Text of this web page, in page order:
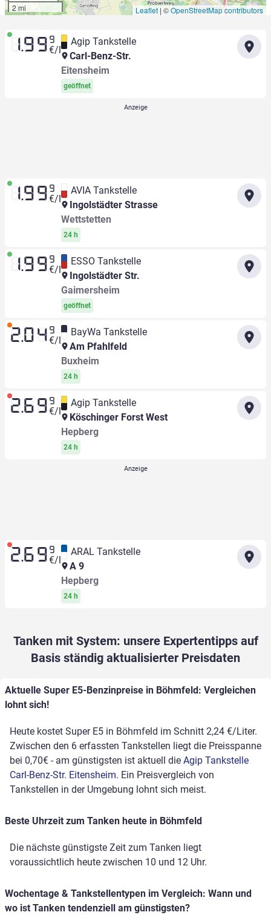
2 mi
Leaflet | ©OpenStreetMap contributors
1.99 9
€/l
Agip Tankstelle
Carl-Benz-Str.
Eitensheim
geöffnet
1.99 9
€/l
AVIA Tankstelle
Ingolstädter Strasse
Wettstetten
24 h
1.99 9
€/l
ESSO Tankstelle
Ingolstädter Str.
Gaimersheim
geöffnet
2.04 9
€/l
BayWa Tankstelle
Am Pfahlfeld
Buxheim
24 h
2.69 9
€/l
Agip Tankstelle
Köschinger Forst West
Hepberg
24 h
2.69 9
€/l
ARAL Tankstelle
A 9
Hepberg
24 h
Tanken mit System: unsere Expertentipps auf
Basis ständig aktualisierter Preisdaten
Aktuelle Super E5-Benzinpreise in Böhmfeld: Vergleichen
lohnt sich!
Heute kostet Super E5 in Böhmfeld im Schnitt 2,24 €/Liter.
Zwischen den 6 erfassten Tankstellen liegt die Preisspanne
bei 0,70€ - am günstigsten ist aktuell die Agip Tankstelle
Carl-Benz-Str. Eitensheim. Ein Preisvergleich von
Tankstellen in der Umgebung lohnt sich meist.
Beste Uhrzeit zum Tanken heute in Böhmfeld
Die nächste günstigste Zeit zum Tanken liegt
voraussichtlich heute zwischen 10 und 12 Uhr.
Wochentage & Tankstellentypen im Vergleich: Wann und
wo ist Tanken tendenziell am günstigsten?